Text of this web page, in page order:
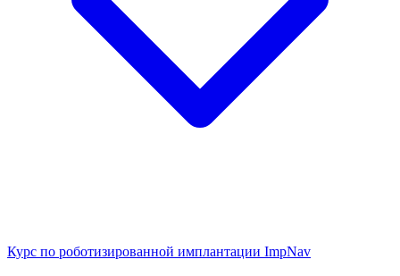
Курс по роботизированной имплантации ImpNav